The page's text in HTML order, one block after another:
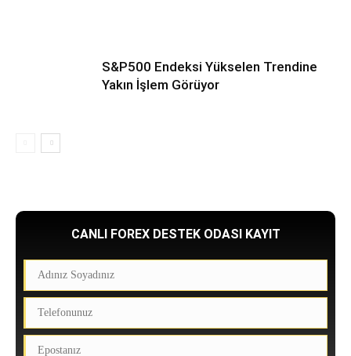
S&P500 Endeksi Yükselen Trendine
Yakın İşlem Görüyor
CANLI FOREX DESTEK ODASI KAYIT